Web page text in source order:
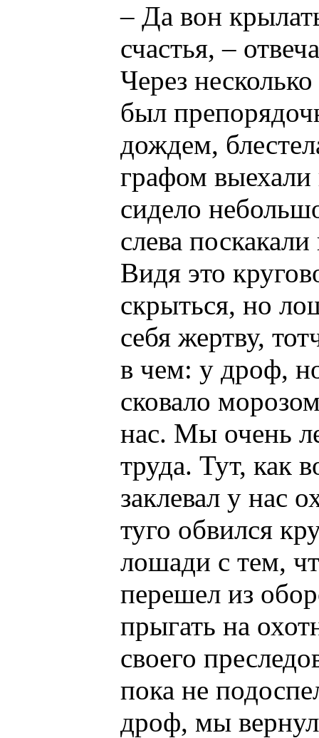
– Да вон
счастья, –
Через
был
дождем,
графом
сидело
слева
Видя это
скрыться, но
себя жертву,
в чем: у дроф,
сковало
нас. Мы очень
труда. Тут, как
заклевал у нас
туго обвился
лошади с тем,
перешел из
прыгать на
своего
пока не
дроф, мы